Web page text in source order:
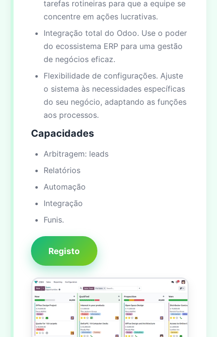
tarefas rotineiras para que a equipe se
concentre em ações lucrativas.
Integração total do Odoo. Use o poder
do ecossistema ERP para uma gestão
de negócios eficaz.
Flexibilidade de configurações. Ajuste
o sistema às necessidades específicas
do seu negócio, adaptando as funções
aos processos.
Capacidades
Arbitragem: leads
Relatórios
Automação
Integração
Funis.
Registo